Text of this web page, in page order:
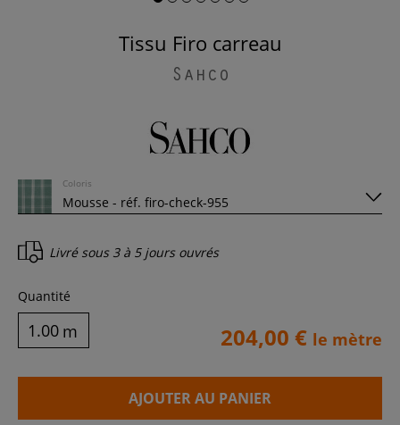
Tissu Firo carreau
Sahco
Coloris
Livré sous 3 à 5 jours ouvrés
Quantité
m 204,00 € le mètre
AJOUTER AU PANIER